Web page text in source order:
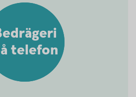
telefon